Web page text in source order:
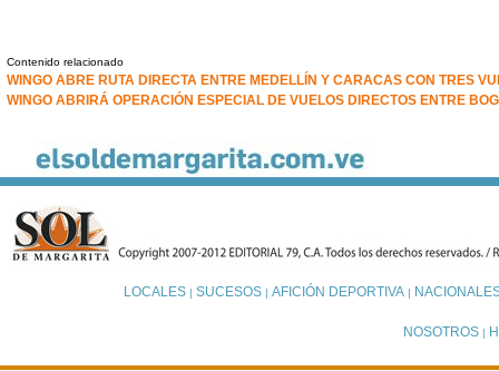
Contenido relacionado
WINGO ABRE RUTA DIRECTA ENTRE MEDELLÍN Y CARACAS CON TRES
WINGO ABRIRÁ OPERACIÓN ESPECIAL DE VUELOS DIRECTOS ENTRE
LOCALES| SUCESOS| AFICIÓN DEPORTIVA|
NOSOTROS |